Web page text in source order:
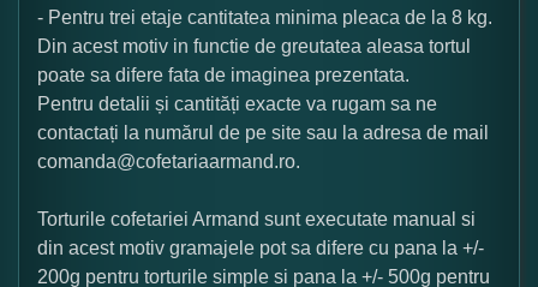
- Pentru trei etaje cantitatea minima pleaca de la 8 kg.
Din acest motiv in functie de greutatea aleasa tortul
poate sa difere fata de imaginea prezentata.
Pentru detalii și cantități exacte va rugam sa ne
contactați la numărul de pe site sau la adresa de mail
comanda@cofetariaarmand.ro.
Torturile cofetariei Armand sunt executate manual si
din acest motiv gramajele pot sa difere cu pana la +/-
200g pentru torturile simple si pana la +/- 500g pentru